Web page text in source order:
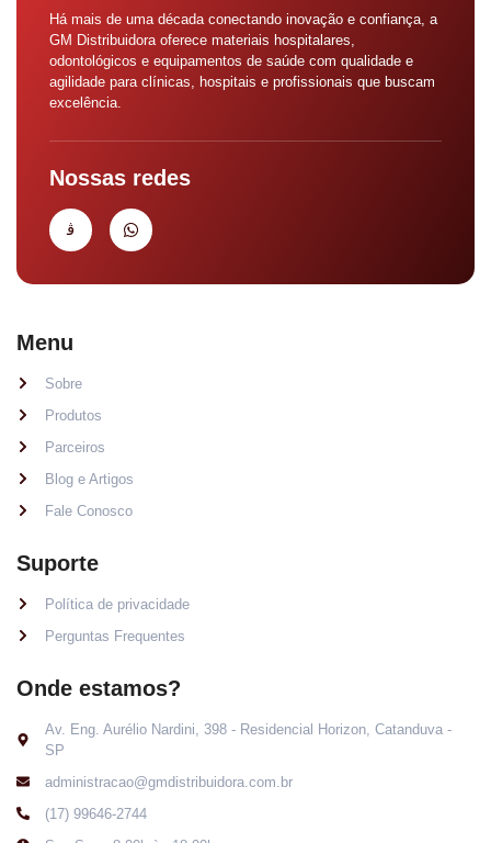
Há mais de uma década conectando inovação e confiança, a
GM Distribuidora oferece materiais hospitalares,
odontológicos e equipamentos de saúde com qualidade e
agilidade para clínicas, hospitais e profissionais que buscam
excelência.
Nossas redes
Menu
Sobre
Produtos
Parceiros
Blog e Artigos
Fale Conosco
Suporte
Política de privacidade
Perguntas Frequentes
Onde estamos?
Av. Eng. Aurélio Nardini, 398 - Residencial Horizon, Catanduva -
SP
administracao@gmdistribuidora.com.br
(17) 99646-2744